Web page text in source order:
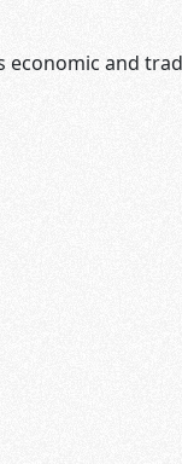
economic and